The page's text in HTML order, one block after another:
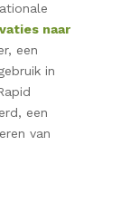
naar
een
in
een
van